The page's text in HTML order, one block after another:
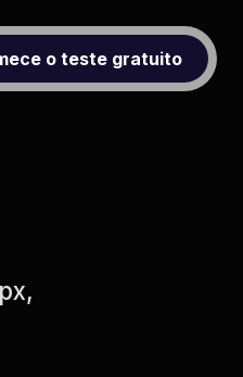
o teste gratuito